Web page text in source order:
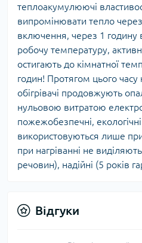
теплоакумулюючі
випромінювати тепло
включення, через 1 годину
робочу температуру,
остигають до кімнатної
годин! Протягом цього часу
обігрівачі продовжують
нульовою витратою
пожежобезпечні,
використовуються лише
при нагріванні не
речовин), надійні (5 років
Відгуки